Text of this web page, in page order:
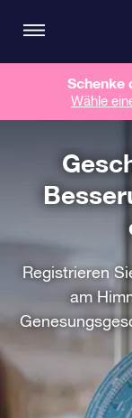
Schenke
Wähle
Registrieren
am